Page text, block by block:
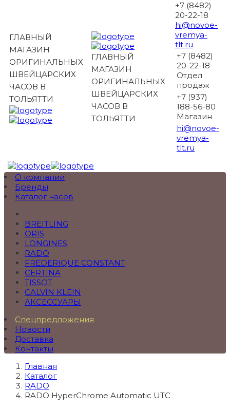
ГЛАВНЫЙ
МАГАЗИН
ОРИГИНАЛЬНЫХ
ШВЕЙЦАРСКИХ
ЧАСОВ В
ТОЛЬЯТТИ
ГЛАВНЫЙ
МАГАЗИН
ОРИГИНАЛЬНЫХ
ШВЕЙЦАРСКИХ
ЧАСОВ В
ТОЛЬЯТТИ
+7 (8482)
20-22-18
hi@novoe-
vremya-
tlt.ru
+7 (8482)
20-22-18
Отдел
продаж
+7 (937)
188-56-80
Магазин
hi@novoe-
vremya-
tlt.ru
О компании
Бренды
Каталог часов
BREITLING
ORIS
LONGINES
RADO
FREDERIQUE CONSTANT
CERTINA
TISSOT
CALVIN KLEIN
АКСЕССУАРЫ
Спецпредложения
Новости
Доставка
Контакты
Главная
Каталог
RADO
RADO HyperChrome Automatic UTC